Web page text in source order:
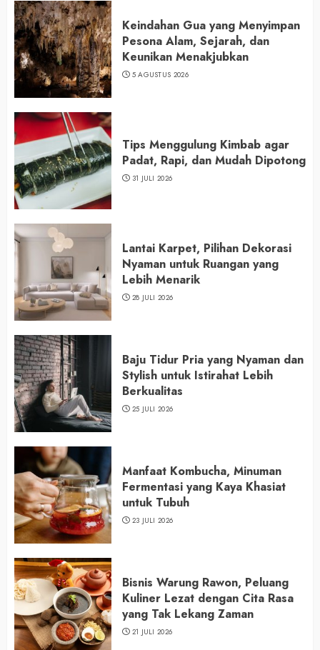
Keindahan Gua yang Menyimpan
Pesona Alam, Sejarah, dan
Keunikan Menakjubkan
5 AGUSTUS 2026
Tips Menggulung Kimbab agar
Padat, Rapi, dan Mudah Dipotong
31 JULI 2026
Lantai Karpet, Pilihan Dekorasi
Nyaman untuk Ruangan yang
Lebih Menarik
28 JULI 2026
Baju Tidur Pria yang Nyaman dan
Stylish untuk Istirahat Lebih
Berkualitas
25 JULI 2026
Manfaat Kombucha, Minuman
Fermentasi yang Kaya Khasiat
untuk Tubuh
23 JULI 2026
Bisnis Warung Rawon, Peluang
Kuliner Lezat dengan Cita Rasa
yang Tak Lekang Zaman
21 JULI 2026